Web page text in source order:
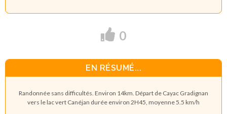
0
EN RÉSUMÉ...
Randonnée sans difficultés. Environ 14km. Départ de Cayac Gradignan
vers le lac vert Canéjan durée environ 2H45, moyenne 5.5 km/h